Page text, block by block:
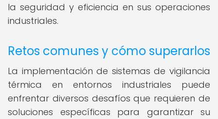
la seguridad y eficiencia en sus operaciones
industriales.
Retos comunes y cómo superarlos
La implementación de sistemas de vigilancia
térmica en entornos industriales puede
enfrentar diversos desafíos que requieren de
soluciones específicas para garantizar su